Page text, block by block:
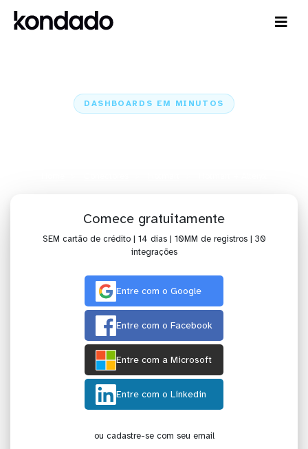
DASHBOARDS EM MINUTOS
Comece gratuitamente
SEM cartão de crédito | 14 dias | 10MM de registros | 30
integrações
Entre com o Google
Entre com o Facebook
Entre com a Microsoft
Entre com o Linkedin
ou cadastre-se com seu email